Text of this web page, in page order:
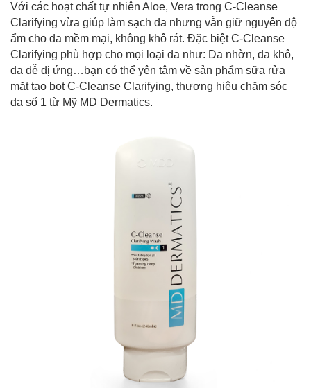
Với các hoạt chất tự nhiên Aloe, Vera trong C-Cleanse
Clarifying vừa giúp làm sạch da nhưng vẫn giữ nguyên độ
ẩm cho da mềm mại, không khô rát. Đặc biệt C-Cleanse
Clarifying phù hợp cho mọi loại da như: Da nhờn, da khô,
da dễ dị ứng…bạn có thể yên tâm về sản phẩm sữa rửa
mặt tạo bọt C-Cleanse Clarifying, thương hiệu chăm sóc
da số 1 từ Mỹ MD Dermatics.